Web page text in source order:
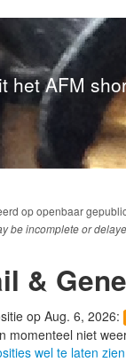
het AFM
op openbaar
be incomplete or
&
op Aug. 6, 2026:
momenteel niet
wel te laten zien